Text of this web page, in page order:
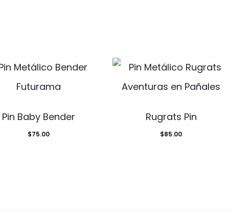
Pin Baby Bender
$75.00
Rugrats Pin
$85.00